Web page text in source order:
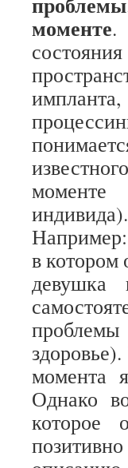
моменте.
моменте
Например:
в котором
девушка
момента
Однако
которое